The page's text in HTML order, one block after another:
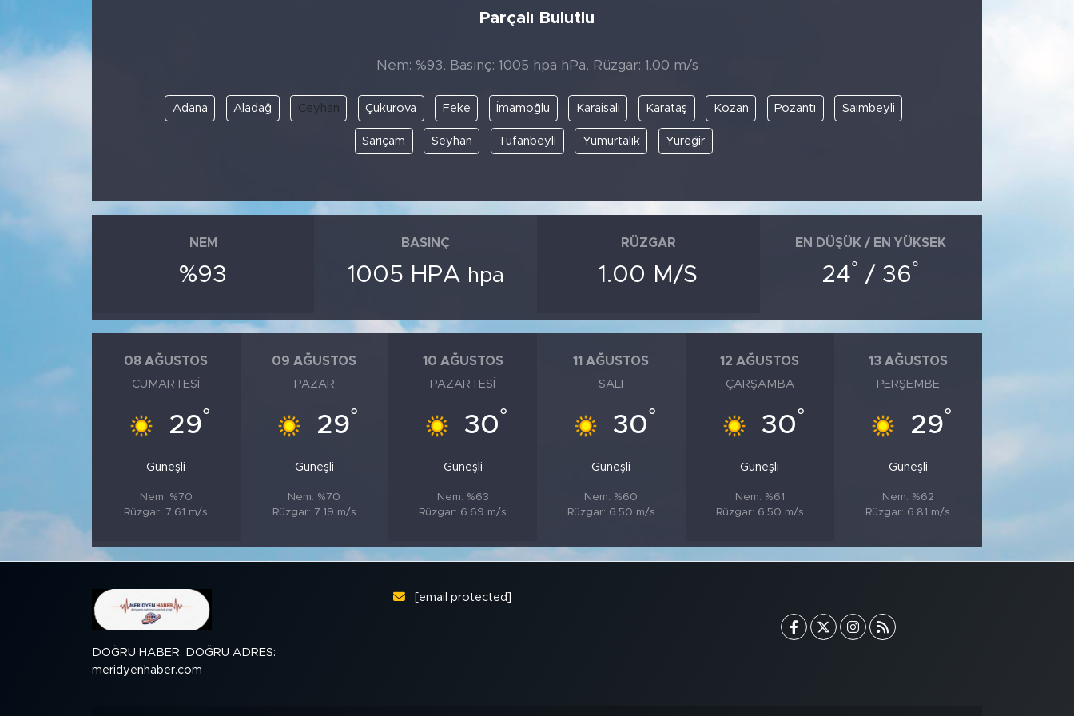
Parçalı Bulutlu
Nem: %93, Basınç: 1005 hpa hPa, Rüzgar: 1.00 m/s
Adana Aladağ Ceyhan Çukurova Feke İmamoğlu Karaisalı Karataş Kozan Pozantı Saimbeyli
Sarıçam Seyhan Tufanbeyli Yumurtalık Yüreğir
NEM
%93
BASINÇ
1005 HPA hpa
RÜZGAR
1.00 M/S
EN DÜŞÜK / EN YÜKSEK
24° / 36°
08 AĞUSTOS
CUMARTESI
29°
Güneşli
Nem: %70
Rüzgar: 7.61 m/s
09 AĞUSTOS
PAZAR
29°
Güneşli
Nem: %70
Rüzgar: 7.19 m/s
10 AĞUSTOS
PAZARTESI
30°
Güneşli
Nem: %63
Rüzgar: 6.69 m/s
11 AĞUSTOS
SALI
30°
Güneşli
Nem: %60
Rüzgar: 6.50 m/s
12 AĞUSTOS
ÇARŞAMBA
30°
Güneşli
Nem: %61
Rüzgar: 6.50 m/s
13 AĞUSTOS
PERŞEMBE
29°
Güneşli
Nem: %62
Rüzgar: 6.81 m/s
DOĞRU HABER, DOĞRU ADRES:
meridyenhaber.com
[email protected]
KÜLTÜR SANAT
TARİHTEN GÜNÜMÜZE
TARİH